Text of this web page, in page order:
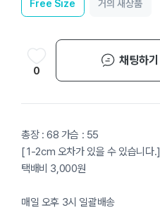
Free Size 거의 새상품
0
채팅하기
총장 : 68 가슴 : 55
[ 1-2cm 오차가 있을 수 있습니다.]
택배비 3,000원
매일 오후 3시 일괄배송